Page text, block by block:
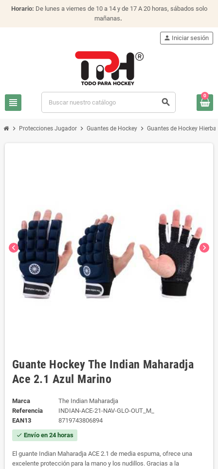
Horario: De lunes a viernes de 10 a 14 y de 17 A 20 horas, sábados solo
mañanas.
view_headline search
person Iniciar sesión
0
chevron_right Protecciones Jugador chevron_right Guantes de Hockey chevron_right Guantes de Hockey Hierba
chevron_left chevron_right
Guante Hockey The Indian Maharadja
Ace 2.1 Azul Marino
Marca
The Indian Maharadja
Referencia
INDIAN-ACE-21-NAV-GLO-OUT_M_
EAN13
8719743806894
check Envío en 24 horas
El guante Indian Maharadja ACE 2.1 de media espuma, ofrece una
excelente protección para la mano y los nudillos. Gracias a la